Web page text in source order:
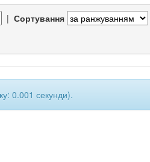
| Сортування
0.001 секунди).